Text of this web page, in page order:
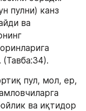
пулни) канз
ва
пул, мол, ер,
ва иқтидор